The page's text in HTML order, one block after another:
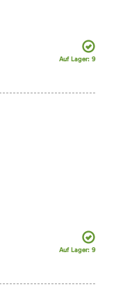
Auf Lager: 9
Auf Lager: 9